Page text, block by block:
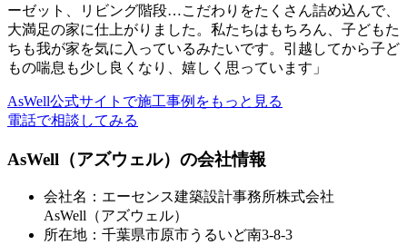
ーゼット、リビング階段…こだわりをたくさん詰め込んで、
大満足の家に仕上がりました。私たちはもちろん、子どもた
ちも我が家を気に入っているみたいです。引越してから子ど
もの喘息も少し良くなり、嬉しく思っています」
AsWell公式サイトで施工事例をもっと見る
電話で相談してみる
AsWell（アズウェル）の会社情報
会社名：エーセンス建築設計事務所株式会社
AsWell（アズウェル）
所在地：千葉県市原市うるいど南3-8-3